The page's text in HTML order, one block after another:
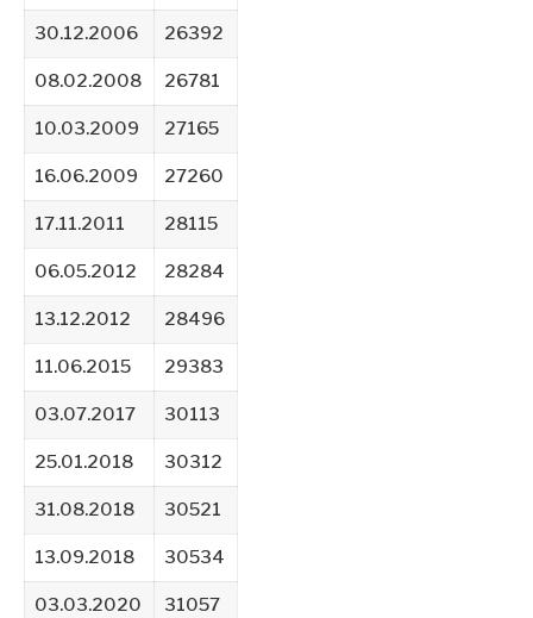
30.12.2006 26392
08.02.2008 26781
10.03.2009 27165
16.06.2009 27260
17.11.2011 28115
06.05.2012 28284
13.12.2012 28496
11.06.2015 29383
03.07.2017 30113
25.01.2018 30312
31.08.2018 30521
13.09.2018 30534
03.03.2020 31057